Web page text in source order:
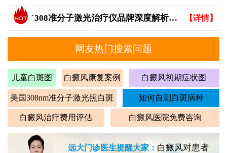
`308准分子激光治疗仪品牌深度解析：专业视角下的优选指南` 【详情】
网友热门搜索问题
儿童白斑图 白癜风康复案例 白癜风初期症状图
美国308nm准分子激光照白斑 如何自测白斑病种
白癜风治疗费用评估 白癜风医院免费咨询
远大门诊医生提醒大家： 白癜风对患者